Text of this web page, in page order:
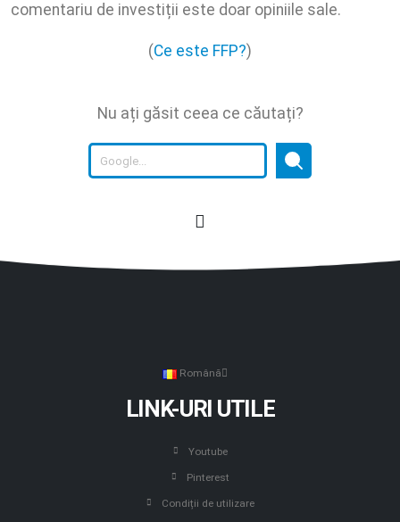
comentariu de investiții este doar opiniile sale.
(Ce este FFP?)
Nu ați găsit ceea ce căutați?
Română
LINK-URI UTILE
Youtube
Pinterest
Condiții de utilizare